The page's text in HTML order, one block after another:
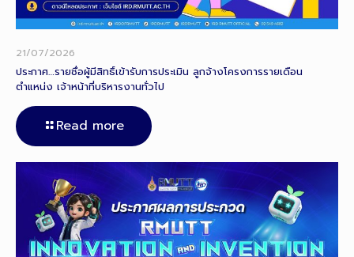
21/07/2026
ประกาศ…รายชื่อผู้มีสิทธิ์เข้ารับการประเมิน ลูกจ้างโครงการรายเดือน
ตำแหน่ง เจ้าหน้าที่บริหารงานทั่วไป
Read more